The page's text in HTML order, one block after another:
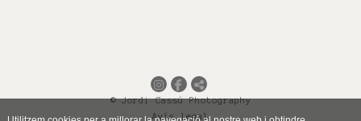
© Jordi Cassú Photography
Avís legal